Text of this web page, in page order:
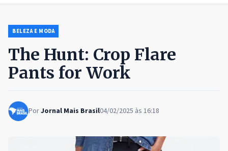
BELEZA E MODA
The Hunt: Crop Flare
Pants for Work
PorJornal Mais Brasil04/02/2025 às 16:18